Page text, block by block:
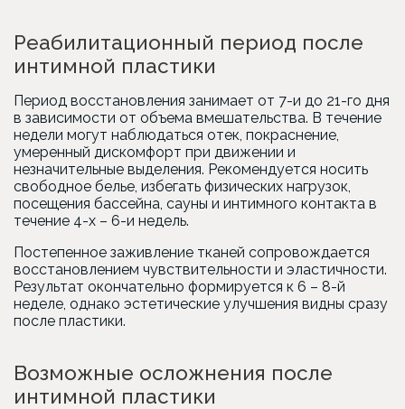
Реабилитационный период после
интимной пластики
Период восстановления занимает от 7-и до 21-го дня
в зависимости от объема вмешательства. В течение
недели могут наблюдаться отек, покраснение,
умеренный дискомфорт при движении и
незначительные выделения. Рекомендуется носить
свободное белье, избегать физических нагрузок,
посещения бассейна, сауны и интимного контакта в
течение 4-х – 6-и недель.
Постепенное заживление тканей сопровождается
восстановлением чувствительности и эластичности.
Результат окончательно формируется к 6 – 8-й
неделе, однако эстетические улучшения видны сразу
после пластики.
Возможные осложнения после
интимной пластики